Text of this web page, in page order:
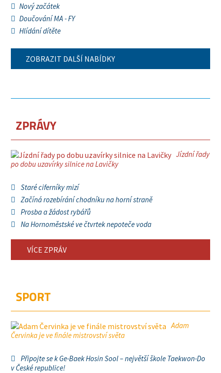
Nový začátek
Doučování MA - FY
Hlídání dítěte
ZOBRAZIT DALŠÍ NABÍDKY
ZPRÁVY
Jízdní řady
po dobu uzavírky silnice na Lavičky
Staré ciferníky mizí
Začíná rozebírání chodníku na horní straně
Prosba a žádost rybářů
Na Hornoměstské ve čtvrtek nepoteče voda
VÍCE ZPRÁV
SPORT
Adam
Červinka je ve finále mistrovství světa
Připojte se k Ge-Baek Hosin Sool – největší škole Taekwon-Do
v České republice!